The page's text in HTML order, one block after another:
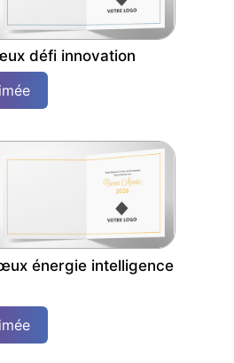
défi innovation
énergie intelligence